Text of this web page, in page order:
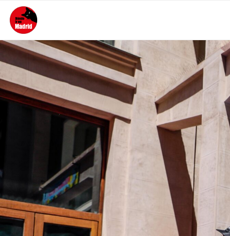
PORTADA ACTUALIDAD MEJORES SITIOS DÓNDE IR EN
DE NOCHE ALOJAMIENTO CONTACTO